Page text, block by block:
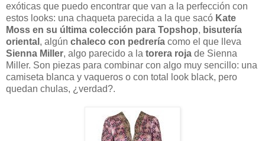
exóticas que puedo encontrar que van a la perfección con
estos looks: una chaqueta parecida a la que sacó Kate
Moss en su última colección para Topshop, bisutería
oriental , algún chaleco con pedrería como el que lleva
Sienna Miller, algo parecido a la torera roja de Sienna
Miller. Son piezas para combinar con algo muy sencillo: una
camiseta blanca y vaqueros o con total look black, pero
quedan chulas, ¿verdad?.